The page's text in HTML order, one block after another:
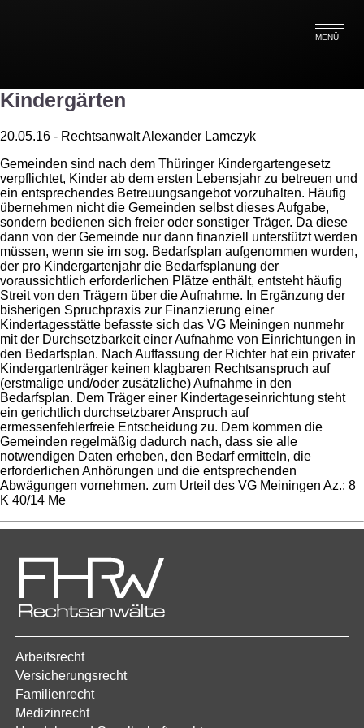
MENÜ
Kindergärten
20.05.16 - Rechtsanwalt Alexander Lamczyk
Gemeinden sind nach dem Thüringer Kindergartengesetz
verpflichtet, Kinder ab dem ersten Lebensjahr zu betreuen und
ein entsprechendes Betreuungsangebot vorzuhalten. Häufig
übernehmen nicht die Gemeinden selbst dieses Aufgabe,
sondern bedienen sich freier oder sonstiger Träger. Da diese
dann von der Gemeinde nur dann finanziell unterstützt werden
müssen, wenn sie im sog. Bedarfsplan aufgenommen wurden,
der pro Kindergartenjahr die Bedarfsplanung der
voraussichtlich erforderlichen Plätze enthält, entsteht häufig
Streit von den Trägern über die Aufnahme. In Ergänzung der
bisherigen Spruchpraxis zur Finanzierung einer
Kindertagesstätte befasste sich das VG Meiningen nunmehr
mit der Durchsetzbarkeit einer Aufnahme von Einrichtungen in
den Bedarfsplan. Nach Auffassung der Richter hat ein privater
Kindergartenträger keinen klagbaren Rechtsanspruch auf
(erstmalige und/oder zusätzliche) Aufnahme in den
Bedarfsplan. Dem Träger einer Kindertageseinrichtung steht
ein gerichtlich durchsetzbarer Anspruch auf
ermessenfehlerfreie Entscheidung zu. Dem kommen die
Gemeinden regelmäßig dadurch nach, dass sie alle
notwendigen Daten erheben, den Bedarf ermitteln, die
erforderlichen Anhörungen und die entsprechenden
Abwägungen vornehmen. zum Urteil des VG Meiningen Az.: 8
K 40/14 Me
Arbeitsrecht
Versicherungsrecht
Familienrecht
Medizinrecht